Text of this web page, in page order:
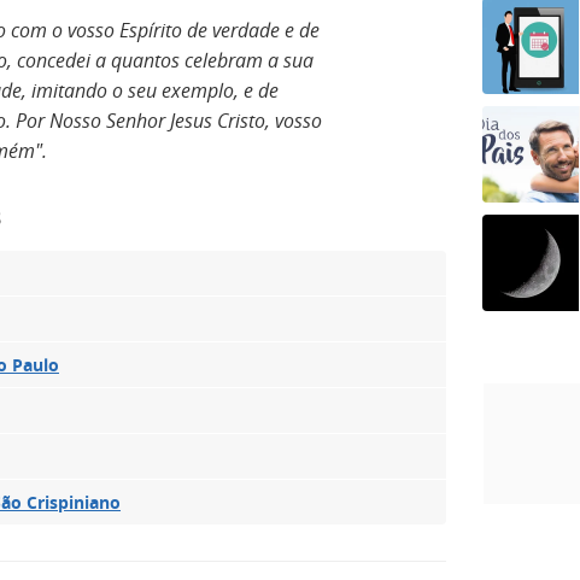
o vosso Espírito de verdade e de
concedei a quantos celebram a sua
imitando o seu exemplo, e de
Nosso Senhor Jesus Cristo, vosso
Paulo
Crispiniano